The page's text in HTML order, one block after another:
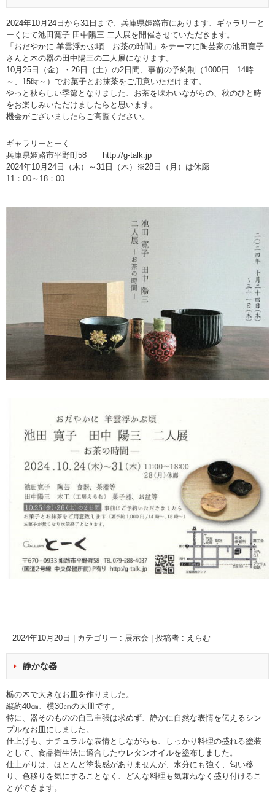
2024年10月24日から31日まで、兵庫県姫路市にあります、ギャラリーと
ーくにて池田寛子 田中陽三 二人展を開催させていただきます。
「おだやかに 羊雲浮かぶ頃 お茶の時間」をテーマに陶芸家の池田寛子
さんと木の器の田中陽三の二人展になります。
10月25日（金）・26日（土）の2日間、事前の予約制（1000円 14時
～、15時～）でお菓子とお抹茶をご用意いただけます。
やっと秋らしい季節となりました、お茶を味わいながらの、秋のひと時
をお楽しみいただけましたらと思います。
機会がございましたらご高覧ください。
ギャラリーとーく
兵庫県姫路市平野町58 http://g-talk.jp
2024年10月24日（木）～31日（木）※28日（月）は休廊
11：00～18：00
2024年10月20日 | カテゴリー : 展示会 | 投稿者 : えらむ
静かな器
栃の木で大きなお皿を作りました。
縦約40㎝、横30㎝の大皿です。
特に、器そのものの自己主張は求めず、静かに自然な表情を伝えるシン
プルなお皿にしました。
仕上げも、ナチュラルな表情としながらも、しっかり料理の盛れる塗装
として、食品衛生法に適合したウレタンオイルを塗布しました。
仕上がりは、ほとんど塗装感がありませんが、水分にも強く、匂い移
り、色移りを気にすることなく、どんな料理も気兼ねなく盛り付けるこ
とができます。